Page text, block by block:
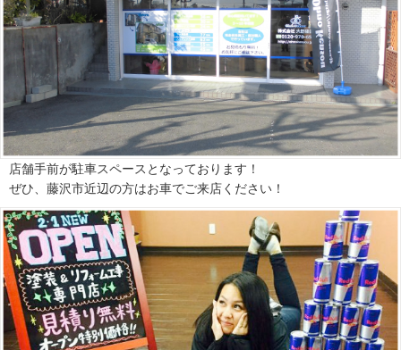
店舗手前が駐車スペースとなっております！
ぜひ、藤沢市近辺の方はお車でご来店ください！